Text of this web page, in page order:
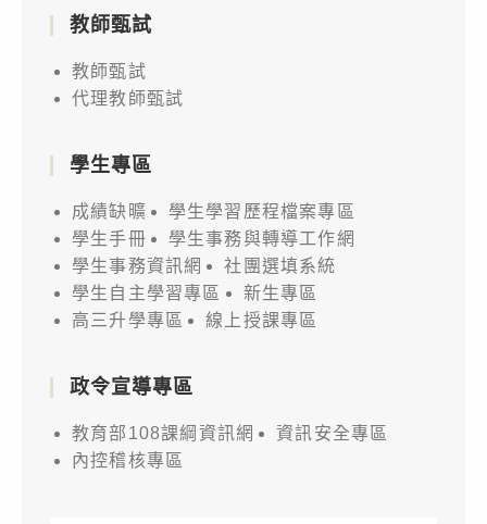
教師甄試
教師甄試
代理教師甄試
學生專區
成績缺曠
學生學習歷程檔案專區
學生手冊
學生事務與轉導工作網
學生事務資訊網
社團選填系統
學生自主學習專區
新生專區
高三升學專區
線上授課專區
政令宣導專區
教育部108課綱資訊網
資訊安全專區
內控稽核專區